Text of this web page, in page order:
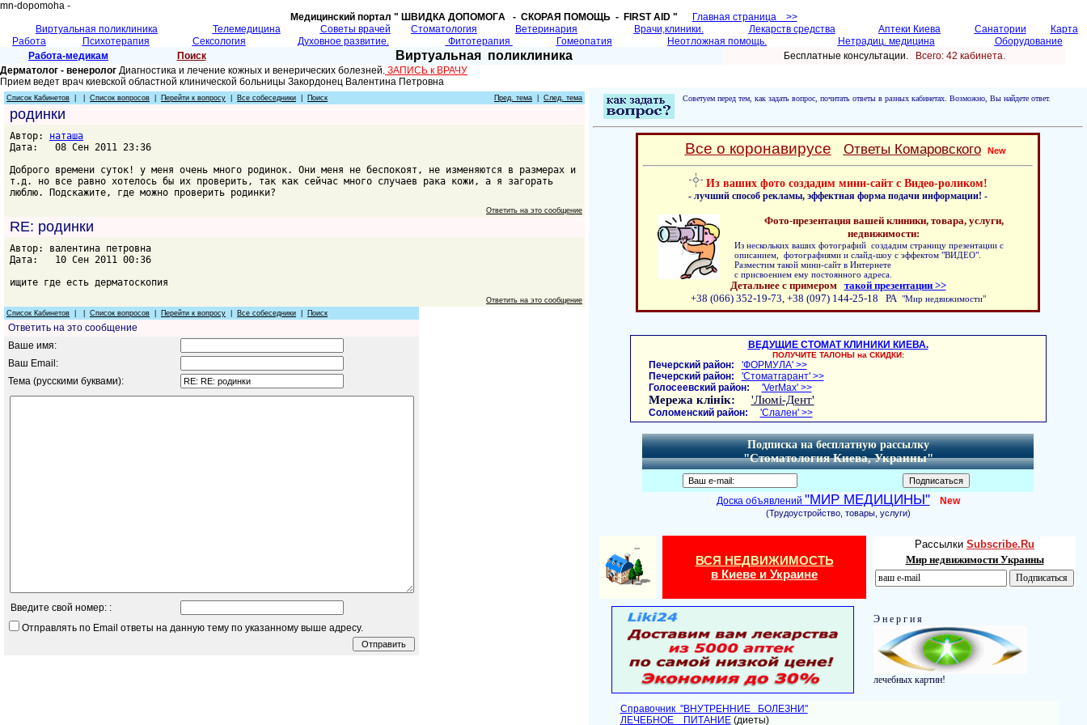
mn-dopomoha -
Медицинский портал " ШВИДКА ДОПОМОГA - СКОРАЯ ПОМОЩЬ - FIRST AID "
Главная страница >>
Виртуальная поликлиника
Телемедицина Советы врачей Cтоматология Ветеринария Врачи,клиники. Лекарств средства Аптеки Киева Санатории
Карта
Работа
Психотерапия Сексология Духовное развитие. Фитотерапия Гомеопатия Неотложная помощь. Нетрадиц. медицина
Оборудование
Работа-медикам
Поиск Виртуальная поликлиника Бесплатные консультации.
Всего: 42 кабинетa.
Дерматолог - венеролог Диагностика и лечение кожных и венерических болезней. ЗАПИСЬ к ВРАЧУ
Прием ведет врач киевской областной клинической больницы Закордонец Валентина Петровна
Список Кабинетов Список вопросов Перейти к вопросу Все собеседники Поиск Пред. тема След. тема
родинки
Автор: наташа
Дата: 08 Сен 2011 23:36
Доброго времени суток! у меня очень много родинок. Они меня не беспокоят, не изменяются в размерах и
т.д. но все равно хотелось бы их проверить, так как сейчас много случаев рака кожи, а я загорать
люблю. Подскажите, где можно проверить родинки?
Ответить на это сообщение
RE: родинки
Автор: валентина петровна
Дата: 10 Сен 2011 00:36
ищите где есть дерматоскопия
Ответить на это сообщение
Список Кабинетов
Список вопросов Перейти к вопросу Все собеседники Поиск
Ответить на это сообщение
Ваше имя:
Ваш Email:
Тема (русскими буквами):
Введите свой номер: :
Отправлять по Email ответы на данную тему по указанному выше адресу.
Советуем перед тем, как задать вопрос, почитать ответы в разных кабинетах. Возможно, Вы найдете ответ.
Все о коронавирусе Ответы Комаровского New
Из ваших фото создадим мини-сайт с Видео-роликом!
- лучший способ рекламы, эффектная форма подачи информации! -
Фото-презентация вашей клиники, товара, услуги,
недвижимости:
Из нескольких ваших фотографий создадим страницу презентации с
описанием, фотографиями и слайд-шоу с эффектом "ВИДЕО".
Разместим такой мини-сайт в Интернете
с присвоением ему постоянного адреса.
Детальнее с примером такой презентации >>
+38 (066) 352-19-73, +38 (097) 144-25-18 РА "Мир недвижимости"
ВЕДУЩИЕ СТОМАТ КЛИНИКИ КИЕВА.
ПОЛУЧИТЕ ТАЛОНЫ на СКИДКИ:
Печерский район:
'ФОРМУЛА' >>
Печерский район:
'Стоматгарант' >>
Голосеевский район:
'VerMax' >>
Мережа клінік: 'Люмі-Дент'
Соломенский район: 'Слален' >>
Подписка на бесплатную рассылку
"Стоматология Киева, Украины"
Доска объявлений "МИР МЕДИЦИНЫ" New
(Трудоустройство, товары, услуги)
ВСЯ НЕДВИЖИМОСТЬ
в Киеве и Украине
Рассылки Subscribe.Ru
Мир недвижимости Украины
Э н е р г и я
лечебных картин!
Справочник "ВНУТРЕННИЕ БОЛЕЗНИ"
ЛЕЧЕБНОЕ ПИТАНИЕ(диеты)